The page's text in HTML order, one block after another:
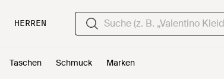
HERREN
Taschen Schmuck Marken